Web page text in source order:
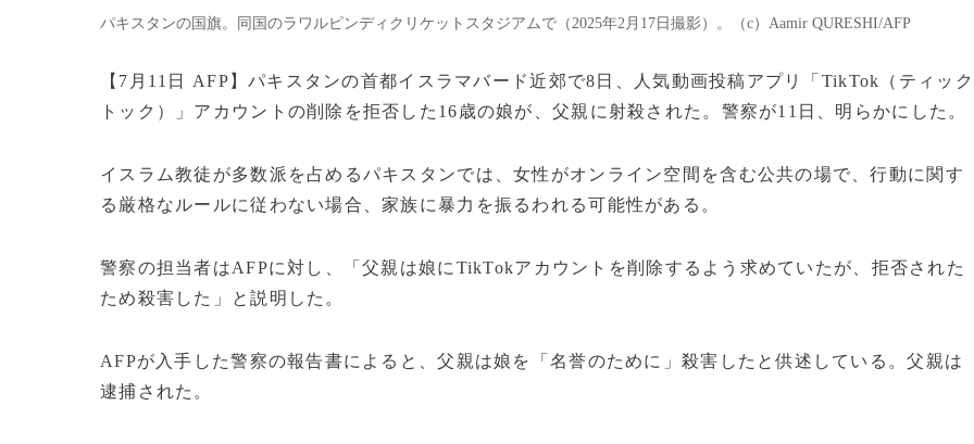
パキスタンの国旗。同国のラワルピンディクリケットスタジアムで（2025年2月17日撮影）。（c）Aamir QURESHI/AFP
【7月11日 AFP】パキスタンの首都イスラマバード近郊で8日、人気動画投稿アプリ「TikTok（ティック
トック）」アカウントの削除を拒否した16歳の娘が、父親に射殺された。警察が11日、明らかにした。
イスラム教徒が多数派を占めるパキスタンでは、女性がオンライン空間を含む公共の場で、行動に関す
る厳格なルールに従わない場合、家族に暴力を振るわれる可能性がある。
警察の担当者はAFPに対し、「父親は娘にTikTokアカウントを削除するよう求めていたが、拒否された
ため殺害した」と説明した。
AFPが入手した警察の報告書によると、父親は娘を「名誉のために」殺害したと供述している。父親は
逮捕された。